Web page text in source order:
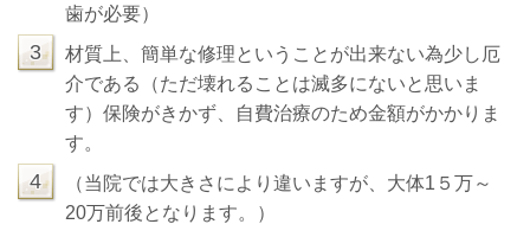
歯が必要）
3
材質上、簡単な修理ということが出来ない為少し厄
介である（ただ壊れることは滅多にないと思いま
す） 保険がきかず、自費治療のため金額がかかりま
す。
4
（当院では大きさにより違いますが、大体1５万～
20万前後となります。）